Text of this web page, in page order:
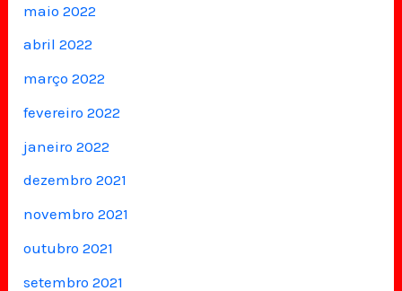
maio 2022
abril 2022
março 2022
fevereiro 2022
janeiro 2022
dezembro 2021
novembro 2021
outubro 2021
setembro 2021